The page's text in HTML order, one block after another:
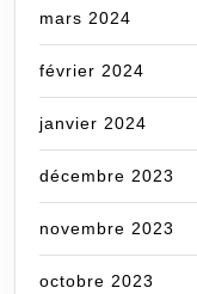
mars 2024
février 2024
janvier 2024
décembre 2023
novembre 2023
octobre 2023